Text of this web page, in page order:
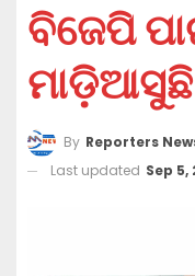
ବିଜେପି
By Reporters News
Last updated Sep 5,